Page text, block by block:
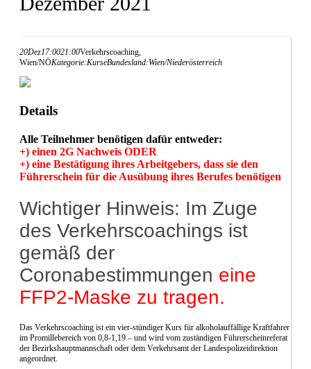
20Dez17:0021:00Verkehrscoaching,
Wien/NÖKategorie:KurseBundesland:Wien/Niederösterreich
Details
Alle Teilnehmer benötigen dafür entweder:
+) einen 2G Nachweis ODER
+) eine Bestätigung ihres Arbeitgebers, dass sie den
Führerschein für die Ausübung ihres Berufes benötigen
Wichtiger Hinweis: Im Zuge
des Verkehrscoachings ist
gemäß der
Coronabestimmungen eine
FFP2-Maske zu tragen.
Das Verkehrscoaching ist ein vier-stündiger Kurs für alkoholauffällige Kraftfahrer
im Promillebereich von 0,8-1,19 – und wird vom zuständigen Führerscheinreferat
der Bezirkshauptmannschaft oder dem Verkehrsamt der Landespolizeidirektion
angeordnet.